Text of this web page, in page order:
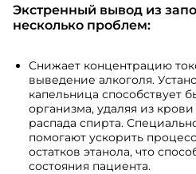
Экстренный вывод из
несколько проблем:
Снижает концентрацию
выведение алкоголя.
капельница способствует
организма, удаляя из
распада спирта.
помогают ускорить
остатков этанола, что
состояния пациента.